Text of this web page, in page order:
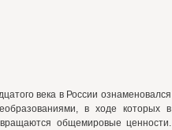
века в России ознаменовался
в ходе которых в
общемировые ценности.